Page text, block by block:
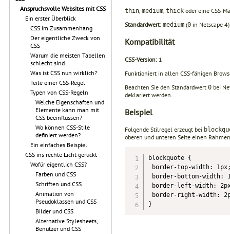
Anspruchsvolle Websites mit CSS
Ein erster Überblick
CSS im Zusammenhang
Der eigentliche Zweck von
CSS
Warum die meisten Tabellen
schlecht sind
Was ist CSS nun wirklich?
Teile einer CSS-Regel
Typen von CSS-Regeln
Welche Eigenschaften und
Elemente kann man mit
CSS beeinflussen?
Wo können CSS-Stile
definiert werden?
Ein einfaches Beispiel
CSS ins rechte Licht gerückt
Wofür eigentlich CSS?
Farben und CSS
Schriften und CSS
Animation von
Pseudoklassen und CSS
Bilder und CSS
Alternative Stylesheets,
Benutzer und CSS
thin, medium, thick oder eine CSS-
Standardwert: medium (0 in Netscape 4)
Kompatibilität
CSS-Version: 1
Funktioniert in allen CSS-fähigen
Beachten Sie den Standardwert 0 bei
deklariert werden.
Beispiel
Folgende Stilregel erzeugt bei
oberen und unteren Seite einen
blockquote {
border-top-width:
border-bottom-width:
border-left-width:
border-right-width:
}